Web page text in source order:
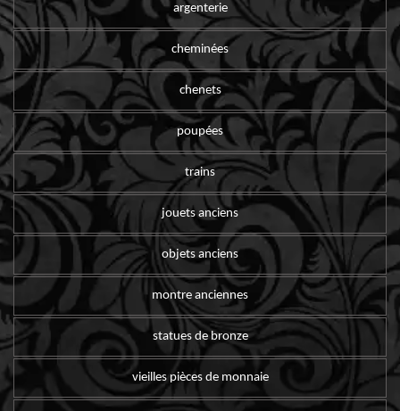
argenterie
cheminées
chenets
poupées
trains
jouets anciens
objets anciens
montre anciennes
statues de bronze
vieilles pièces de monnaie